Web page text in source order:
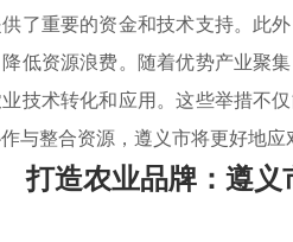
了重要的资金和技术支持。此
低资源浪费。随着优势产业聚
技术转化和应用。这些举措不
与整合资源，遵义市将更好地应
打造农业品牌：遵